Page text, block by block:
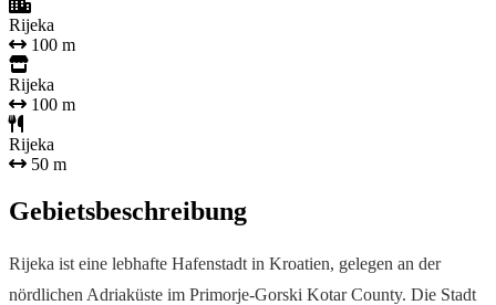
Rijeka
100 m
Rijeka
100 m
Rijeka
50 m
Gebietsbeschreibung
Rijeka ist eine lebhafte Hafenstadt in Kroatien, gelegen an der
nördlichen Adriaküste im Primorje-Gorski Kotar County. Die Stadt